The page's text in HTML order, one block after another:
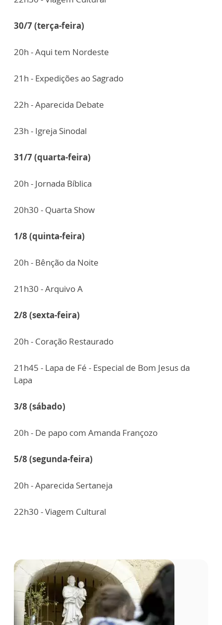
30/7 (terça-feira)
20h - Aqui tem Nordeste
21h - Expedições ao Sagrado
22h - Aparecida Debate
23h - Igreja Sinodal
31/7 (quarta-feira)
20h - Jornada Bíblica
20h30 - Quarta Show
1/8 (quinta-feira)
20h - Bênção da Noite
21h30 - Arquivo A
2/8 (sexta-feira)
20h - Coração Restaurado
21h45 - Lapa de Fé - Especial de Bom Jesus da
Lapa
3/8 (sábado)
20h - De papo com Amanda Françozo
5/8 (segunda-feira)
20h - Aparecida Sertaneja
22h30 - Viagem Cultural